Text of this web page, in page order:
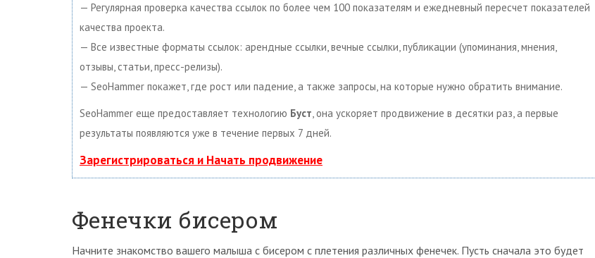
— Регулярная проверка качества ссылок по более чем 100 показателям и ежедневный пересчет показателей
качества проекта.
— Все известные форматы ссылок: арендные ссылки, вечные ссылки, публикации (упоминания, мнения,
отзывы, статьи, пресс-релизы).
— SeoHammer покажет, где рост или падение, а также запросы, на которые нужно обратить внимание.
SeoHammer еще предоставляет технологию Буст, она ускоряет продвижение в десятки раз, а первые
результаты появляются уже в течение первых 7 дней.
Зарегистрироваться и Начать продвижение
Фенечки бисером
Начните знакомство вашего малыша с бисером с плетения различных фенечек. Пусть сначала это будет